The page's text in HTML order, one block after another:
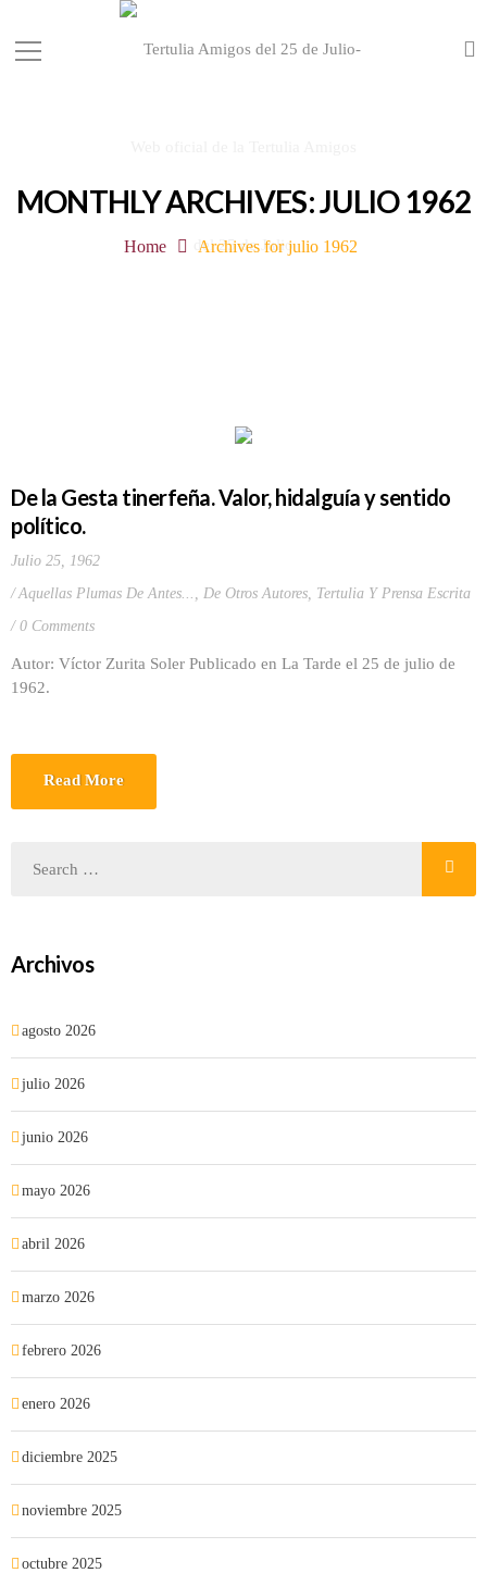
MONTHLY ARCHIVES: JULIO 1962
Home Archives for julio 1962
De la Gesta tinerfeña. Valor, hidalguía y sentido
político.
Julio 25, 1962
Aquellas Plumas De Antes... , De Otros Autores, Tertulia Y Prensa Escrita
0 Comments
Autor: Víctor Zurita Soler Publicado en La Tarde el 25 de julio de
1962.
Read More
Archivos
agosto 2026
julio 2026
junio 2026
mayo 2026
abril 2026
marzo 2026
febrero 2026
enero 2026
diciembre 2025
noviembre 2025
octubre 2025